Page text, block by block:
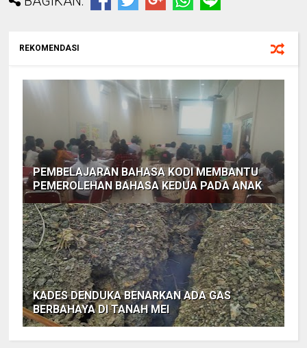
REKOMENDASI
PEMBELAJARAN BAHASA KODI MEMBANTU
PEMEROLEHAN BAHASA KEDUA PADA ANAK
KADES DENDUKA BENARKAN ADA GAS
BERBAHAYA DI TANAH MEI